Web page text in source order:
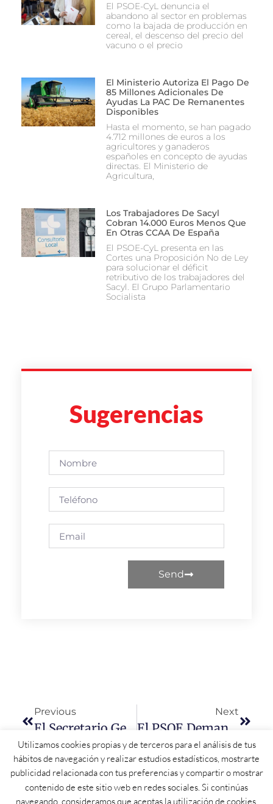
El PSOE-CyL denuncia el
abandono al sector en problemas
como la bajada de producción en
cereal, el descenso del precio del
vacuno o el precio
El Ministerio Autoriza El Pago De
85 Millones Adicionales De
Ayudas La PAC De Remanentes
Disponibles
Hasta el momento, se han pagado
4.712 millones de euros a los
agricultores y ganaderos
españoles en concepto de ayudas
directas. El Ministerio de
Agricultura,
Los Trabajadores De Sacyl
Cobran 14.000 Euros Menos Que
En Otras CCAA De España
El PSOE-CyL presenta en las
Cortes una Proposición No de Ley
para solucionar el déficit
retributivo de los trabajadores del
Sacyl. El Grupo Parlamentario
Socialista
Sugerencias
Send
Previous Next
Utilizamos cookies propias y de terceros para el análisis de tus
hábitos de navegación y realizar estudios estadísticos, mostrarte
publicidad relacionada con tus preferencias y compartir o mostrar
contenido de este sitio web en redes sociales. Si continúas
navegando, consideramos que aceptas la utilización de cookies.